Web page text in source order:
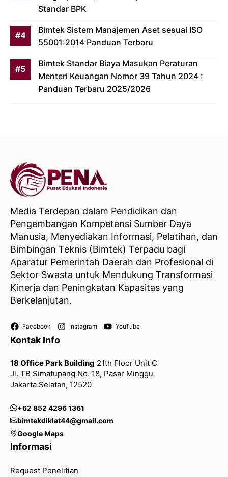
Standar BPK
Bimtek Sistem Manajemen Aset sesuai ISO
55001:2014 Panduan Terbaru
Bimtek Standar Biaya Masukan Peraturan
Menteri Keuangan Nomor 39 Tahun 2024 :
Panduan Terbaru 2025/2026
Media Terdepan dalam Pendidikan dan
Pengembangan Kompetensi Sumber Daya
Manusia, Menyediakan Informasi, Pelatihan, dan
Bimbingan Teknis (Bimtek) Terpadu bagi
Aparatur Pemerintah Daerah dan Profesional di
Sektor Swasta untuk Mendukung Transformasi
Kinerja dan Peningkatan Kapasitas yang
Berkelanjutan.
Facebook Instagram YouTube
Kontak Info
18 Office Park Building 21th Floor Unit C
Jl. TB Simatupang No. 18, Pasar Minggu
Jakarta Selatan, 12520
+62 852 4296 1361
bimtekdiklat44@gmail.com
Google Maps
Informasi
Request Penelitian